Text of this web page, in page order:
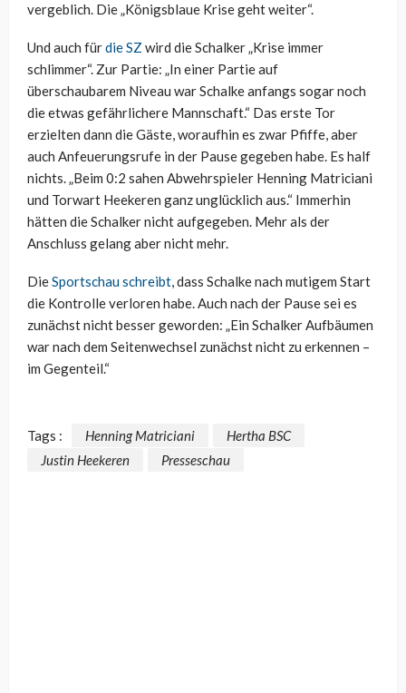
vergeblich. Die „Königsblaue Krise geht weiter“.
Und auch fürdie SZ wird die Schalker „Krise immer
schlimmer“. Zur Partie: „In einer Partie auf
überschaubarem Niveau war Schalke anfangs sogar noch
die etwas gefährlichere Mannschaft.“ Das erste Tor
erzielten dann die Gäste, woraufhin es zwar Pfiffe, aber
auch Anfeuerungsrufe in der Pause gegeben habe. Es half
nichts. „Beim 0:2 sahen Abwehrspieler Henning Matriciani
und Torwart Heekeren ganz unglücklich aus.“ Immerhin
hätten die Schalker nicht aufgegeben. Mehr als der
Anschluss gelang aber nicht mehr.
DieSportschau schreibt, dass Schalke nach mutigem Start
die Kontrolle verloren habe. Auch nach der Pause sei es
zunächst nicht besser geworden: „Ein Schalker Aufbäumen
war nach dem Seitenwechsel zunächst nicht zu erkennen –
im Gegenteil.“
Tags : Henning Matriciani
Hertha BSC
Justin Heekeren
Presseschau